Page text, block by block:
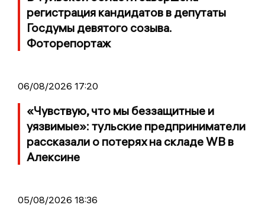
регистрация кандидатов в депутаты
Госдумы девятого созыва.
Фоторепортаж
06/08/2026 17:20
«Чувствую, что мы беззащитные и
уязвимые»: тульские предприниматели
рассказали о потерях на складе WB в
Алексине
05/08/2026 18:36